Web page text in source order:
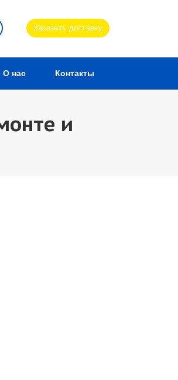
Заказать доставку
О нас Контакты
и